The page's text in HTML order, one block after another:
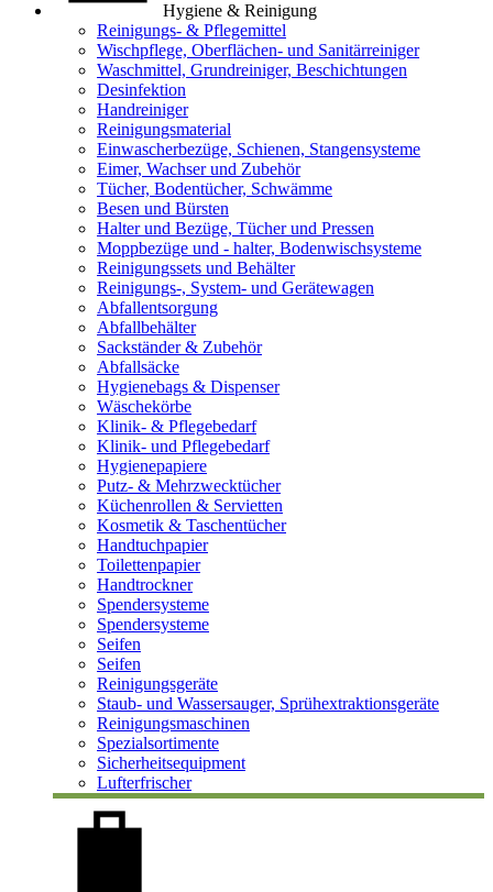
Hygiene & Reinigung
Reinigungs- & Pflegemittel
Wischpflege, Oberflächen- und Sanitärreiniger
Waschmittel, Grundreiniger, Beschichtungen
Desinfektion
Handreiniger
Reinigungsmaterial
Einwascherbezüge, Schienen, Stangensysteme
Eimer, Wachser und Zubehör
Tücher, Bodentücher, Schwämme
Besen und Bürsten
Halter und Bezüge, Tücher und Pressen
Moppbezüge und - halter, Bodenwischsysteme
Reinigungssets und Behälter
Reinigungs-, System- und Gerätewagen
Abfallentsorgung
Abfallbehälter
Sackständer & Zubehör
Abfallsäcke
Hygienebags & Dispenser
Wäschekörbe
Klinik- & Pflegebedarf
Klinik- und Pflegebedarf
Hygienepapiere
Putz- & Mehrzwecktücher
Küchenrollen & Servietten
Kosmetik & Taschentücher
Handtuchpapier
Toilettenpapier
Handtrockner
Spendersysteme
Spendersysteme
Seifen
Seifen
Reinigungsgeräte
Staub- und Wassersauger, Sprühextraktionsgeräte
Reinigungsmaschinen
Spezialsortimente
Sicherheitsequipment
Lufterfrischer